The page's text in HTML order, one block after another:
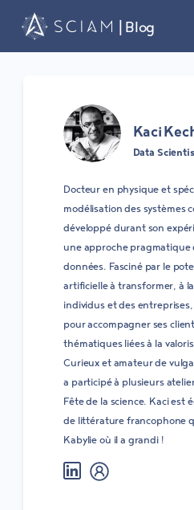
| Blog
Kaci
Data
Docteur en physique et
modélisation des systèmes
développé durant son
une approche pragmatique
données. Fasciné par le
artificielle à transformer, à
individus et des
pour accompagner ses
thématiques liées à la
Curieux et amateur de
a participé à plusieurs
Fête de la science. Kaci est
de littérature francophone
Kabylie où il a grandi !